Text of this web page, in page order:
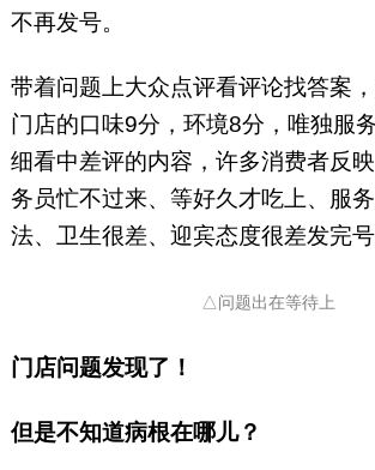
不再发号。
带着问题上大众点评看评论找答案
门店的口味9分，环境8分，唯独服
细看中差评的内容，许多消费者反
务员忙不过来、等好久才吃上、服
法、卫生很差、迎宾态度很差发完号
△问题出在等待上
门店问题发现了！
但是不知道病根在哪儿？